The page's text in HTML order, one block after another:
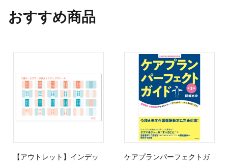
おすすめ商品
【アウトレット】インデッ
ケアプランパーフェクトガ